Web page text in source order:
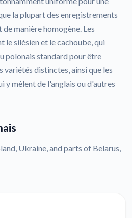
la plupart des enregistrements
manière homogène. Les
le silésien et le cachoube, qui
polonais standard pour être
variétés distinctes, ainsi que les
y mêlent de l'anglais ou d'autres
Ukraine, and parts of Belarus,